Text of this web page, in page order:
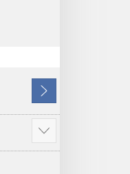
TARAVA
Show
more